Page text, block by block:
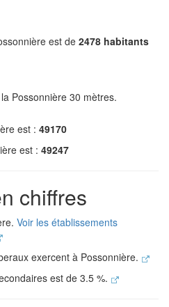
est de 2478 habitants
Possonnière 30 mètres.
est : 49170
est : 49247
chiffres
Voir les établissements
exercent à Possonnière.
est de 3.5 %.